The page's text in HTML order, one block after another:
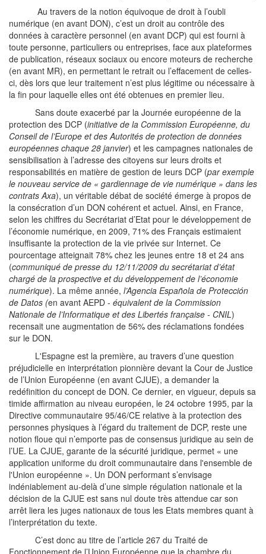
Au travers de la notion équivoque de droit à l’oubli
numérique (en avant DON), c’est un droit au contrôle des
données à caractère personnel (en avant DCP) qui est fourni à
toute personne, particuliers ou entreprises, face aux plateformes
de publication, réseaux sociaux ou encore moteurs de recherche
(en avant MR), en permettant le retrait ou l’effacement de celles-
ci, dès lors que leur traitement n’est plus légitime ou nécessaire à
la fin pour laquelle elles ont été obtenues en premier lieu.
Sans doute exacerbé par la Journée européenne de la
protection des DCP (initiative de la Commission Européenne, du
Conseil de l’Europe et des Autorités de protection de données
européennes chaque 28 janvier) et les campagnes nationales de
sensibilisation à l’adresse des citoyens sur leurs droits et
responsabilités en matière de gestion de leurs DCP (par exemple
le nouveau service de « gardiennage de vie numérique » dans les
contrats Axa), un véritable débat de société émerge à propos de
la consécration d’un DON cohérent et actuel. Ainsi, en France,
selon les chiffres du Secrétariat d’Etat pour le développement de
l’économie numérique, en 2009, 71% des Français estimaient
insuffisante la protection de la vie privée sur Internet. Ce
pourcentage atteignait 78% chez les jeunes entre 18 et 24 ans
(communiqué de presse du 12/11/2009 du secrétariat d’état
chargé de la prospective et du développement de l’économie
numérique). La même année, l’Agencia Española de Protección
de Datos (en avant AEPD - équivalent de la Commission
Nationale de l’Informatique et des Libertés française - CNIL)
recensait une augmentation de 56% des réclamations fondées
sur le DON.
L'Espagne est la première, au travers d’une question
préjudicielle en interprétation pionnière devant la Cour de Justice
de l’Union Européenne (en avant CJUE), a demander la
redéfinition du concept de DON. Ce dernier, en vigueur, depuis sa
timide affirmation au niveau européen, le 24 octobre 1995, par la
Directive communautaire 95/46/CE relative à la protection des
personnes physiques à l’égard du traitement de DCP, reste une
notion floue qui n’emporte pas de consensus juridique au sein de
l’UE. La CJUE, garante de la sécurité juridique, permet « une
application uniforme du droit communautaire dans l'ensemble de
l'Union européenne ». Un DON performant s’envisage
indéniablement au-delà d’une simple régulation nationale et la
décision de la CJUE est sans nul doute très attendue car son
arrêt liera les juges nationaux de tous les Etats membres quant à
l’interprétation du texte.
C’est donc au titre de l’article 267 du Traité de
Fonctionnement de l’Union Européenne que la chambre du